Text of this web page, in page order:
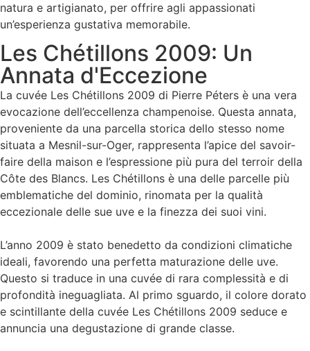
natura e artigianato, per offrire agli appassionati
un’esperienza gustativa memorabile.
Les Chétillons 2009: Un
Annata d'Eccezione
La cuvée Les Chétillons 2009 di Pierre Péters è una vera
evocazione dell’eccellenza champenoise. Questa annata,
proveniente da una parcella storica dello stesso nome
situata a Mesnil-sur-Oger, rappresenta l’apice del savoir-
faire della maison e l’espressione più pura del terroir della
Côte des Blancs. Les Chétillons è una delle parcelle più
emblematiche del dominio, rinomata per la qualità
eccezionale delle sue uve e la finezza dei suoi vini.
L’anno 2009 è stato benedetto da condizioni climatiche
ideali, favorendo una perfetta maturazione delle uve.
Questo si traduce in una cuvée di rara complessità e di
profondità ineguagliata. Al primo sguardo, il colore dorato
e scintillante della cuvée Les Chétillons 2009 seduce e
annuncia una degustazione di grande classe.